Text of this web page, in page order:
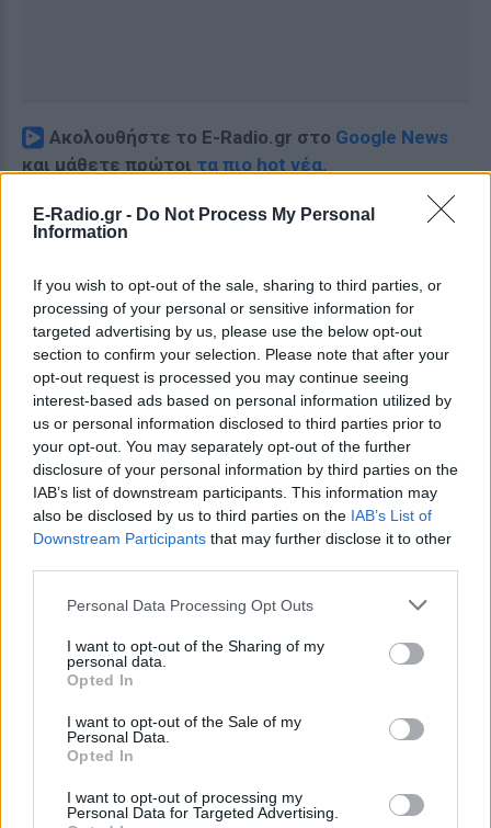
E-Radio.gr - Do Not Process My Personal
Information
If you wish to opt-out of the sale, sharing to third parties, or
processing of your personal or sensitive information for
targeted advertising by us, please use the below opt-out
section to confirm your selection. Please note that after your
opt-out request is processed you may continue seeing
interest-based ads based on personal information utilized by
us or personal information disclosed to third parties prior to
your opt-out. You may separately opt-out of the further
disclosure of your personal information by third parties on the
IAB’s list of downstream participants. This information may
also be disclosed by us to third parties on the IAB’s List of
Downstream Participants that may further disclose it to other
Personal Data Processing Opt Outs
I want to opt-out of the Sharing of my
personal data.
Opted In
I want to opt-out of the Sale of my
Personal Data.
Opted In
I want to opt-out of processing my
Personal Data for Targeted Advertising.
Ακολουθήστε το E-Radio.gr στο Google News
και μάθετε πρώτοι τα πιο hot νέα.
Εσύ μπήκες στο E-Daily.gr; Τα νέα της ημέρας
και ότι σου κάνει κλικ!
Ακολουθήστε το E-Radio.gr και στο Instagram
ΔΙΑΦΗΜΙΣΗ